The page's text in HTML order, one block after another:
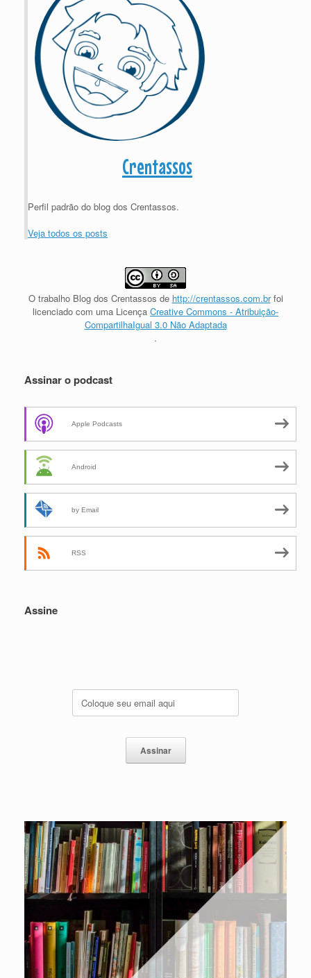
Crentassos
Perfil padrão do blog dos Crentassos.
Veja todos os posts
O trabalho Blog dos Crentassos de http://crentassos.com.brfoi
licenciado com uma Licença Creative Commons - Atribuição-
CompartilhaIgual 3.0 Não Adaptada
.
Assinar o podcast
Apple Podcasts
Android
by Email
RSS
Assine